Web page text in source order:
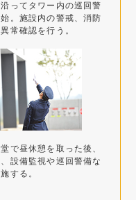
ってタワー内の巡回警
。施設内の警戒、消防
常確認を行う。
で昼休憩を取った後、
設備監視や巡回警備な
する。